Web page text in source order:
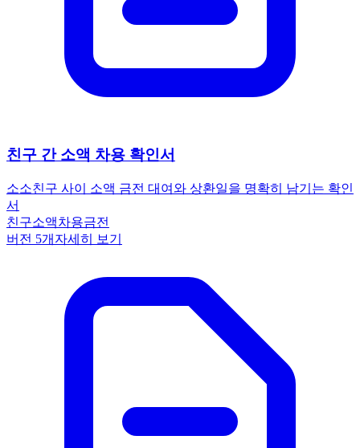
친구 간 소액 차용 확인서
소소친구 사이 소액 금전 대여와 상환일을 명확히 남기는 확인
서
친구소액차용금전
버전 5개 자세히 보기